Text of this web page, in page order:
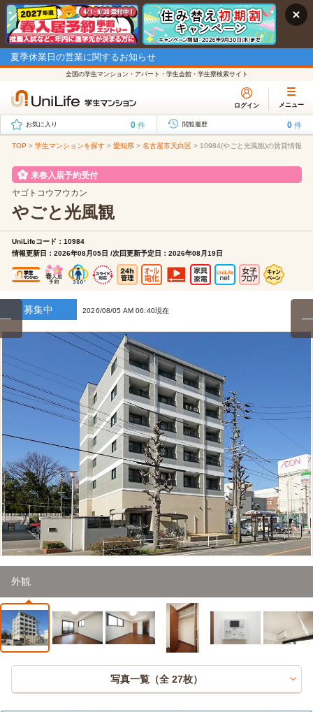
夏季休業日の営業に関するお知らせ
全国の学生マンション・アパート・学生会館・学生寮検索サイト
ログイン メニュー
お気に入り 0 件 閲覧履歴 0 件
TOP > 学生マンションを探す > 愛知県 > 名古屋市天白区 > 10984(やごと光風観)の賃貸情報
来春入居予約受付
ヤゴトコウフウカン
やごと光風観
UniLifeコード：10984
情報更新日：2026年08月05日 /次回更新予定日：2026年08月19日
募集中 2026/08/05 AM 06:40現在
外観
2/27
写真一覧（全 27枚）